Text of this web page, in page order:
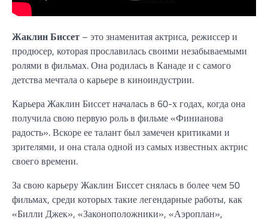
Жаклин Биссет – это знаменитая актриса, режиссер и
продюсер, которая прославилась своими незабываемыми
ролями в фильмах. Она родилась в Канаде и с самого
детства мечтала о карьере в киноиндустрии.
Карьера Жаклин Биссет началась в 60-х годах, когда она
получила свою первую роль в фильме «Финианова
радость». Вскоре ее талант был замечен критиками и
зрителями, и она стала одной из самых известных актрис
своего времени.
За свою карьеру Жаклин Биссет снялась в более чем 50
фильмах, среди которых такие легендарные работы, как
«Билли Джек», «Законоположники», «Аэроплан»,